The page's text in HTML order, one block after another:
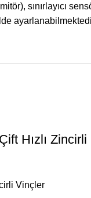
sınırlayıcı
Hızlı
Vinçler